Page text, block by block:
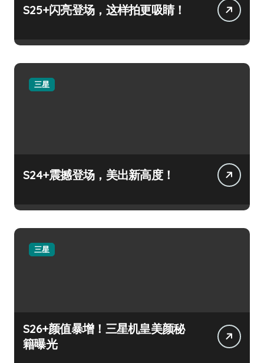
S25+闪亮登场，这样拍更吸睛！
三星
S24+震撼登场，美出新高度！
三星
S26+颜值暴增！三星机皇美颜秘
籍曝光